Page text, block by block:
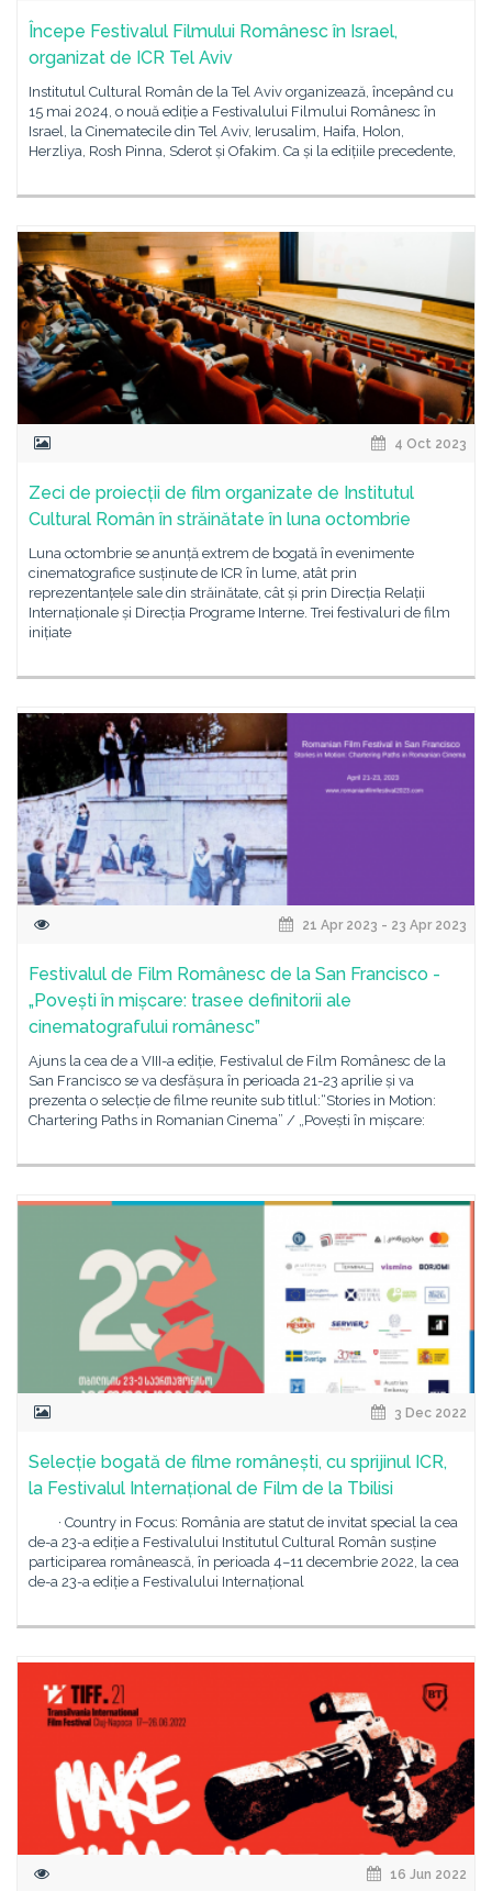
Începe Festivalul Filmului Românesc în Israel,
organizat de ICR Tel Aviv
Institutul Cultural Român de la Tel Aviv organizează, începând cu
15 mai 2024, o nouă ediție a Festivalului Filmului Românesc în
Israel, la Cinematecile din Tel Aviv, Ierusalim, Haifa, Holon,
Herzliya, Rosh Pinna, Sderot și Ofakim. Ca și la edițiile precedente,
4 Oct 2023
Zeci de proiecții de film organizate de Institutul
Cultural Român în străinătate în luna octombrie
Luna octombrie se anunță extrem de bogată în evenimente
cinematografice susținute de ICR în lume, atât prin
reprezentanțele sale din străinătate, cât și prin Direcția Relații
Internaționale și Direcția Programe Interne. Trei festivaluri de film
inițiate
21 Apr 2023 - 23 Apr 2023
Festivalul de Film Românesc de la San Francisco -
„Povești în mișcare: trasee definitorii ale
cinematografului românesc”
Ajuns la cea de a VIII-a ediție, Festivalul de Film Românesc de la
San Francisco se va desfășura în perioada 21-23 aprilie și va
prezenta o selecție de filme reunite sub titlul:“Stories in Motion:
Chartering Paths in Romanian Cinema” / „Povești în mișcare:
3 Dec 2022
Selecție bogată de filme românești, cu sprijinul ICR,
la Festivalul Internațional de Film de la Tbilisi
· Country in Focus: România are statut de invitat special la cea
de-a 23-a ediție a Festivalului Institutul Cultural Român susține
participarea românească, în perioada 4–11 decembrie 2022, la cea
de-a 23-a ediție a Festivalului Internațional
16 Jun 2022